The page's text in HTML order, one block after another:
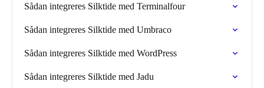
Sådan integreres Silktide med Terminalfour
Sådan integreres Silktide med Umbraco
Sådan integreres Silktide med WordPress
Sådan integreres Silktide med Jadu